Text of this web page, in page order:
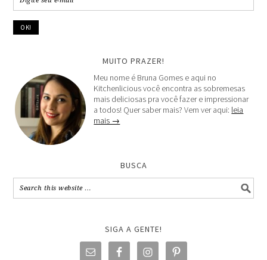
MUITO PRAZER!
Meu nome é Bruna Gomes e aqui no
Kitchenlicious você encontra as sobremesas
mais deliciosas pra você fazer e impressionar
a todos! Quer saber mais? Vem ver aqui: leia
mais →
BUSCA
SIGA A GENTE!